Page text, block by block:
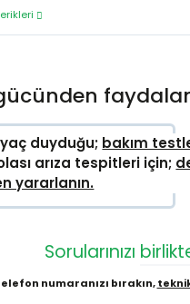
duyduğu; bakım
arıza tespitleri için;
yararlanın.
Sorularınızı
numaranızı bırakın,